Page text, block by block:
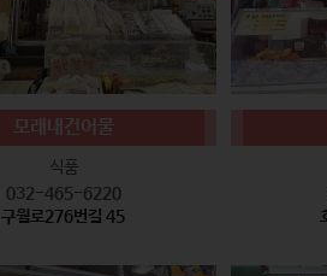
모래내건어물
식품
032-465-6220
구월로276번길 45